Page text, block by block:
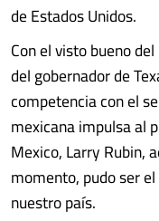
de Estados Unidos.
Con el visto bueno
del gobernador de
competencia con el
mexicana impulsa al
Mexico, Larry Rubin,
momento, pudo ser
nuestro país.